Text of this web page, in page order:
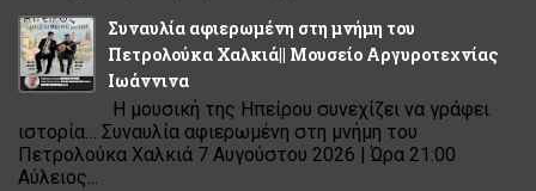
Συναυλία αφιερωμένη στη μνήμη του
Πετρολούκα Χαλκιά|| Μουσείο Αργυροτεχνίας
Ιωάννινα
Η μουσική της Ηπείρου συνεχίζει να γράφει
ιστορία… Συναυλία αφιερωμένη στη μνήμη του
Πετρολούκα Χαλκιά 7 Αυγούστου 2026 | Ώρα 21:00
Αύλειος...